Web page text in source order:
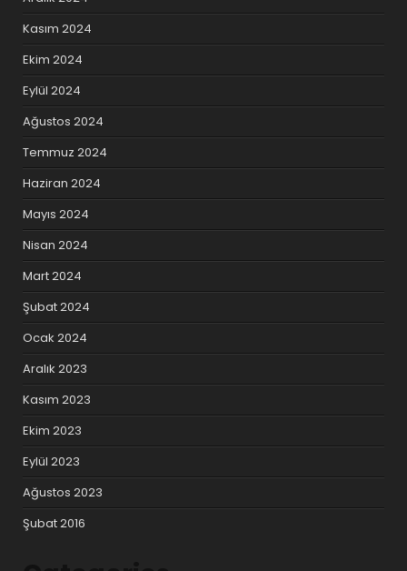
Kasım 2024
Ekim 2024
Eylül 2024
Ağustos 2024
Temmuz 2024
Haziran 2024
Mayıs 2024
Nisan 2024
Mart 2024
Şubat 2024
Ocak 2024
Aralık 2023
Kasım 2023
Ekim 2023
Eylül 2023
Ağustos 2023
Şubat 2016